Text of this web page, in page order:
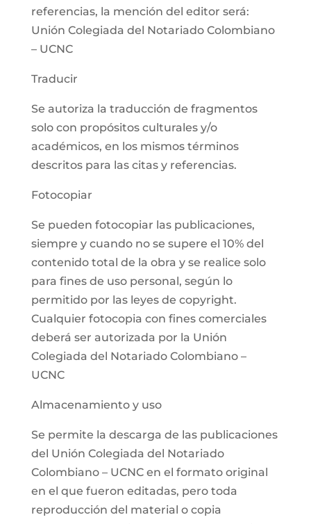
referencias, la mención del editor será:
Unión Colegiada del Notariado Colombiano
– UCNC
Traducir
Se autoriza la traducción de fragmentos
solo con propósitos culturales y/o
académicos, en los mismos términos
descritos para las citas y referencias.
Fotocopiar
Se pueden fotocopiar las publicaciones,
siempre y cuando no se supere el 10% del
contenido total de la obra y se realice solo
para fines de uso personal, según lo
permitido por las leyes de copyright.
Cualquier fotocopia con fines comerciales
deberá ser autorizada por la Unión
Colegiada del Notariado Colombiano –
UCNC
Almacenamiento y uso
Se permite la descarga de las publicaciones
del Unión Colegiada del Notariado
Colombiano – UCNC en el formato original
en el que fueron editadas, pero toda
reproducción del material o copia